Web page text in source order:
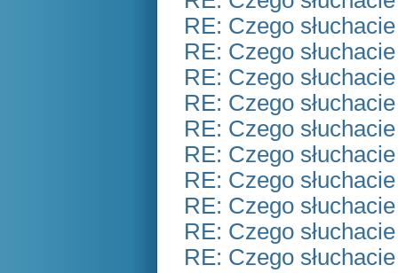
RE: Czego
RE: Czego
RE: Czego
RE: Czego
RE: Czego
RE: Czego
RE: Czego
RE: Czego
RE: Czego
RE: Czego